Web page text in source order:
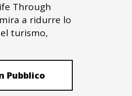
Through
a ridurre lo
turismo,
Pubblico